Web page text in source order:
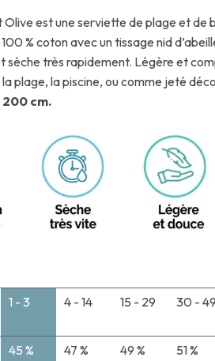
Olive est une serviette de plage et de
% coton avec un tissage nid
sèche très rapidement. Légère et
plage, la piscine, ou comme jeté
200 cm.
1 - 3
45 %
4 - 14
47 %
15 - 29
49 %
30 - 49
51 %